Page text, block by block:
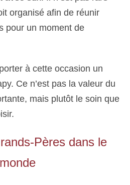
organisé afin de réunir
pour un moment de
à cette occasion un
Ce n’est pas la valeur du
mais plutôt le soin que
Pères dans le
monde